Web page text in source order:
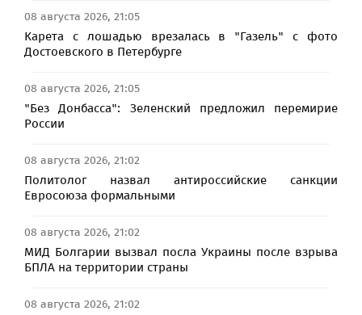
08 августа 2026, 21:05
Карета с лошадью врезалась в "Газель" с фото
Достоевского в Петербурге
08 августа 2026, 21:05
"Без Донбасса": Зеленский предложил перемирие
России
08 августа 2026, 21:02
Политолог назвал антироссийские санкции
Евросоюза формальными
08 августа 2026, 21:02
МИД Болгарии вызвал посла Украины после взрыва
БПЛА на территории страны
08 августа 2026, 21:02